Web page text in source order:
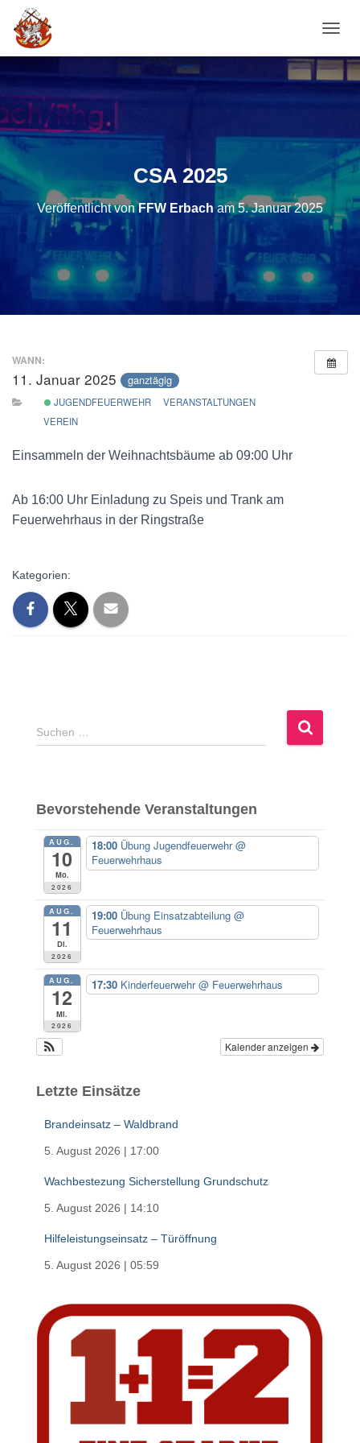
CSA 2025
Veröffentlicht vonFFW Erbacham5. Januar 2025
WANN:
11. Januar 2025 ganztägig
JUGENDFEUERWEHR
VERANSTALTUNGEN
VEREIN
Einsammeln der Weihnachtsbäume ab 09:00 Uhr
Ab 16:00 Uhr Einladung zu Speis und Trank am
Feuerwehrhaus in der Ringstraße
Kategorien:
S
u
n
n
:
Suchen …
Bevorstehende Veranstaltungen
AUG.
10
Mo.
2026
18:00 Übung Jugendfeuerwehr@
Feuerwehrhaus
AUG.
11
Di.
2026
19:00 Übung Einsatzabteilung @
Feuerwehrhaus
AUG.
12
Mi.
2026
17:30 Kinderfeuerwehr@ Feuerwehrhaus
Kalender anzeigen
Letzte Einsätze
Brandeinsatz – Waldbrand
5. August 2026 | 17:00
Wachbestezung Sicherstellung Grundschutz
5. August 2026 | 14:10
Hilfeleistungseinsatz – Türöffnung
5. August 2026 | 05:59